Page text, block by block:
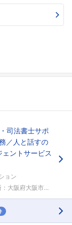
司法書士サポ
／人と話すの
ントサービス
ョン
大阪市中央区難...